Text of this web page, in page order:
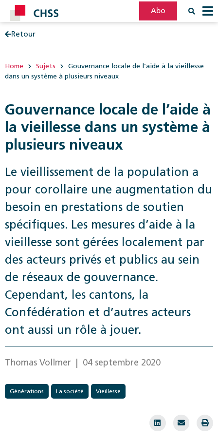
Abo
Retour
Home Sujets
Gouvernance locale de l’aide à la vieillesse
dans un système à plusieurs niveaux
Gouvernance locale de l’aide à
la vieillesse dans un système à
plusieurs niveaux
Le vieillissement de la population a
pour corollaire une augmentation du
besoin en prestations de soutien
spécifiques. Les mesures d’aide à la
vieillesse sont gérées localement par
des acteurs privés et publics au sein
de réseaux de gouvernance.
Cependant, les cantons, la
Confédération et d’autres acteurs
ont aussi un rôle à jouer.
Thomas Vollmer | 04 septembre 2020
Générations La société Vieillesse